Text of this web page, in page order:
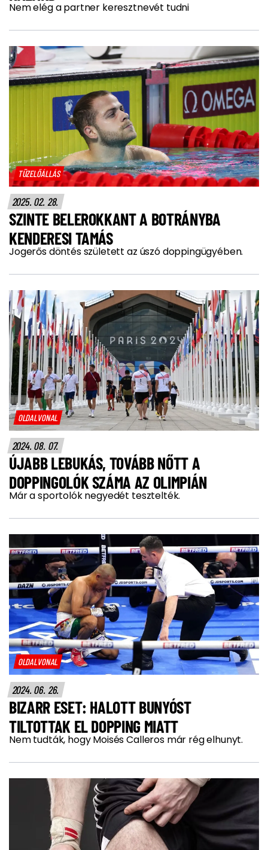
Nem elég a partner keresztnevét tudni
TÜZELŐÁLLÁS
2025. 02. 28.
SZINTE BELEROKKANT A BOTRÁNYBA
KENDERESI TAMÁS
Jogerős döntés született az úszó doppingügyében.
OLDALVONAL
2024. 08. 07.
ÚJABB LEBUKÁS, TOVÁBB NŐTT A
DOPPINGOLÓK SZÁMA AZ OLIMPIÁN
Már a sportolók negyedét tesztelték.
OLDALVONAL
2024. 06. 26.
BIZARR ESET: HALOTT BUNYÓST
TILTOTTAK EL DOPPING MIATT
Nem tudták, hogy Moisés Calleros már rég elhunyt.